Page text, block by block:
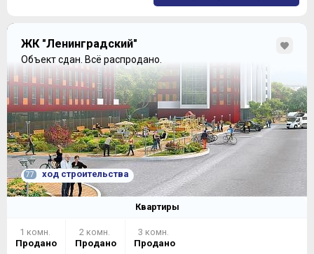
ЖК "Ленинградский"
Объект сдан. Всё распродано.
77 ход строительства
Квартиры
1 комн.
Продано
2 комн.
Продано
3 комн.
Продано